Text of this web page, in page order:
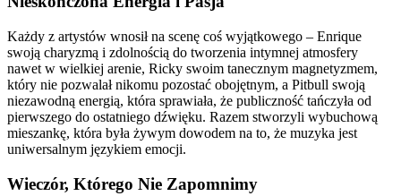
Każdy z artystów wnosił na scenę coś wyjątkowego – Enrique
swoją charyzmą i zdolnością do tworzenia intymnej atmosfery
nawet w wielkiej arenie, Ricky swoim tanecznym magnetyzmem,
który nie pozwalał nikomu pozostać obojętnym, a Pitbull swoją
niezawodną energią, która sprawiała, że publiczność tańczyła od
pierwszego do ostatniego dźwięku. Razem stworzyli wybuchową
mieszankę, która była żywym dowodem na to, że muzyka jest
uniwersalnym językiem emocji.
Wieczór, Którego Nie Zapomnimy